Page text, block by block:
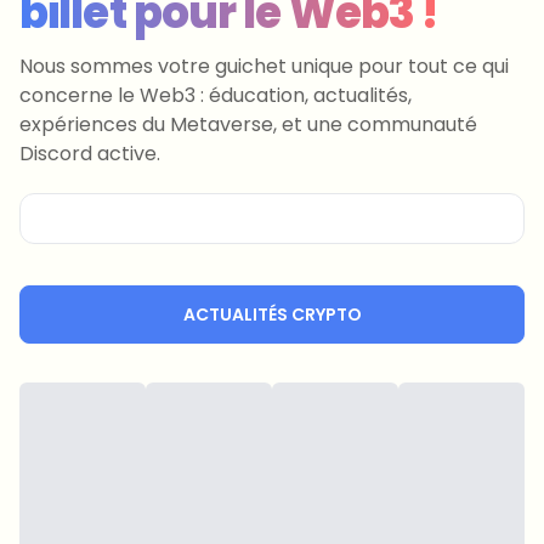
billet pour le Web3 !
Nous sommes votre guichet unique pour tout ce qui
concerne le Web3 : éducation, actualités,
expériences du Metaverse, et une communauté
Discord active.
ACTUALITÉS CRYPTO